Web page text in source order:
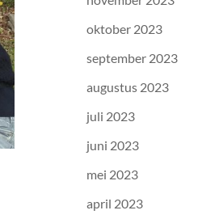
oktober 2023
september 2023
augustus 2023
juli 2023
juni 2023
mei 2023
april 2023